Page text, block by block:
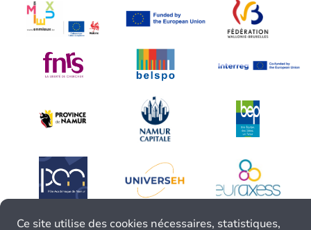
Ce site utilise des cookies nécessaires, statistiques,